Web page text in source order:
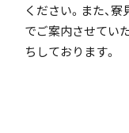
ください。また、
でご案内させてい
ちしております。
いじめ防